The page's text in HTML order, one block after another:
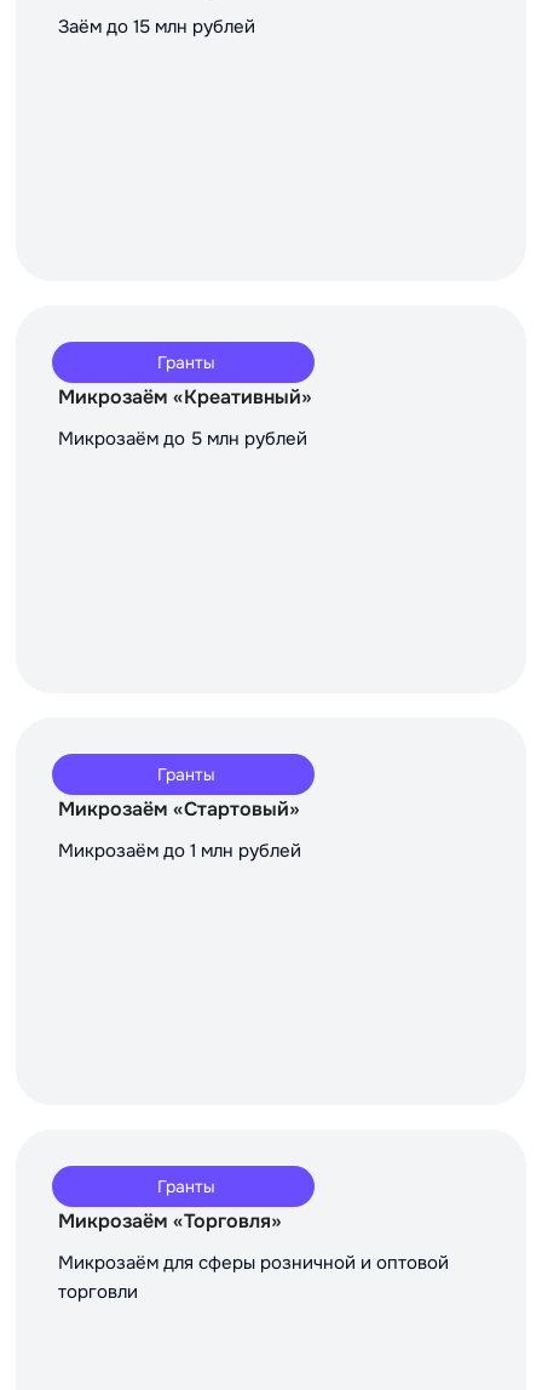
Заём до 15 млн рублей
Гранты
Микрозаём «Креативный»
Микрозаём до 5 млн рублей
Гранты
Микрозаём «Стартовый»
Микрозаём до 1 млн рублей
Гранты
Микрозаём «Торговля»
Микрозаём для сферы розничной и оптовой
торговли